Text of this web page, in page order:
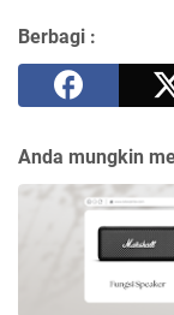
Berbagi :
Anda mungkin